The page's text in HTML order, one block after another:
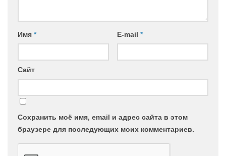
Имя * E-mail *
Сайт
Сохранить моё имя, email и адрес сайта в этом
браузере для последующих моих комментариев.